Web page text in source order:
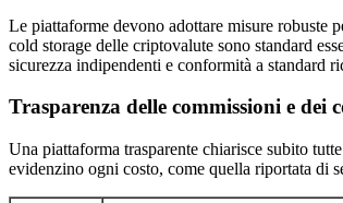
Le piattaforme devono adottare misure robuste
cold storage delle criptovalute sono standard
sicurezza indipendenti e conformità a standard
Trasparenza delle commissioni e dei
Una piattaforma trasparente chiarisce subito
evidenzino ogni costo, come quella riportata di